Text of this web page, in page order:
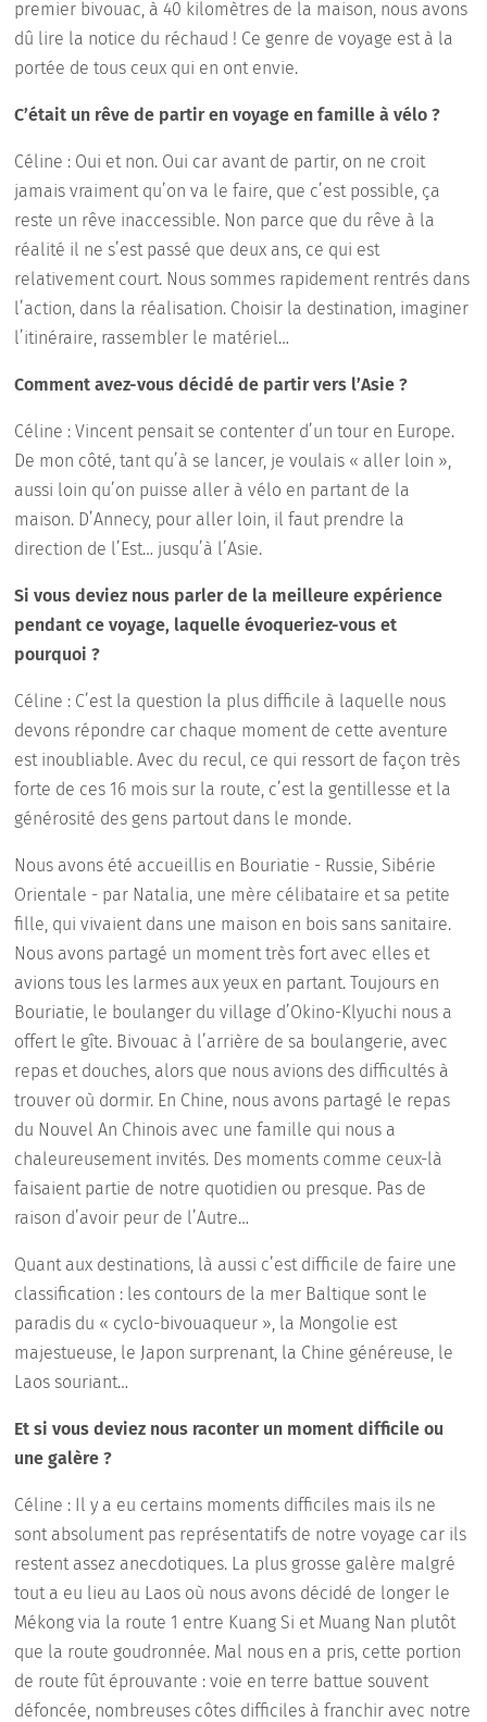
premier bivouac, à 40 kilomètres de la maison, nous avons
dû lire la notice du réchaud ! Ce genre de voyage est à la
portée de tous ceux qui en ont envie.
C’était un rêve de partir en voyage en famille à vélo ?
Céline : Oui et non. Oui car avant de partir, on ne croit
jamais vraiment qu’on va le faire, que c’est possible, ça
reste un rêve inaccessible. Non parce que du rêve à la
réalité il ne s’est passé que deux ans, ce qui est
relativement court. Nous sommes rapidement rentrés dans
l’action, dans la réalisation. Choisir la destination, imaginer
l’itinéraire, rassembler le matériel…
Comment avez-vous décidé de partir vers l’Asie ?
Céline : Vincent pensait se contenter d’un tour en Europe.
De mon côté, tant qu’à se lancer, je voulais « aller loin »,
aussi loin qu’on puisse aller à vélo en partant de la
maison. D’Annecy, pour aller loin, il faut prendre la
direction de l’Est… jusqu’à l’Asie.
Si vous deviez nous parler de la meilleure expérience
pendant ce voyage, laquelle évoqueriez-vous et
pourquoi ?
Céline : C’est la question la plus difficile à laquelle nous
devons répondre car chaque moment de cette aventure
est inoubliable. Avec du recul, ce qui ressort de façon très
forte de ces 16 mois sur la route, c’est la gentillesse et la
générosité des gens partout dans le monde.
Nous avons été accueillis en Bouriatie - Russie, Sibérie
Orientale - par Natalia, une mère célibataire et sa petite
fille, qui vivaient dans une maison en bois sans sanitaire.
Nous avons partagé un moment très fort avec elles et
avions tous les larmes aux yeux en partant. Toujours en
Bouriatie, le boulanger du village d’Okino-Klyuchi nous a
offert le gîte. Bivouac à l’arrière de sa boulangerie, avec
repas et douches, alors que nous avions des difficultés à
trouver où dormir. En Chine, nous avons partagé le repas
du Nouvel An Chinois avec une famille qui nous a
chaleureusement invités. Des moments comme ceux-là
faisaient partie de notre quotidien ou presque. Pas de
raison d’avoir peur de l’Autre…
Quant aux destinations, là aussi c’est difficile de faire une
classification : les contours de la mer Baltique sont le
paradis du « cyclo-bivouaqueur », la Mongolie est
majestueuse, le Japon surprenant, la Chine généreuse, le
Laos souriant…
Et si vous deviez nous raconter un moment difficile ou
une galère ?
Céline : Il y a eu certains moments difficiles mais ils ne
sont absolument pas représentatifs de notre voyage car ils
restent assez anecdotiques. La plus grosse galère malgré
tout a eu lieu au Laos où nous avons décidé de longer le
Mékong via la route 1 entre Kuang Si et Muang Nan plutôt
que la route goudronnée. Mal nous en a pris, cette portion
de route fût éprouvante : voie en terre battue souvent
défoncée, nombreuses côtes difficiles à franchir avec notre